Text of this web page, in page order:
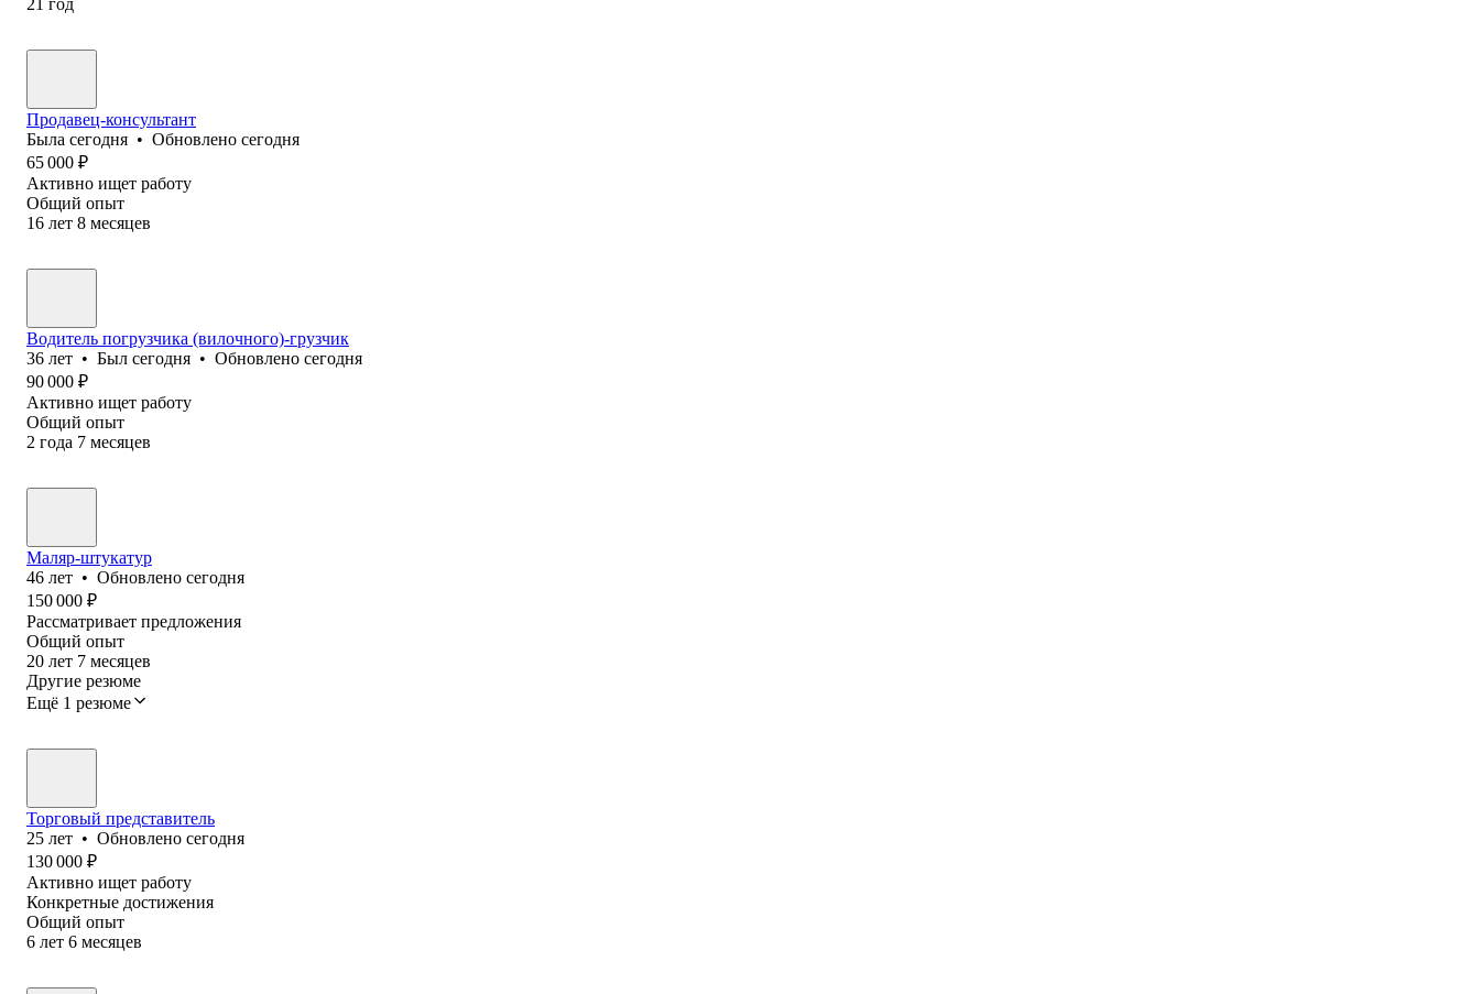
Продавец-консультант
Была сегодня • Обновлено сегодня
65 000 ₽
Активно ищет работу
Общий опыт
16 лет 8 месяцев
Водитель погрузчика (вилочного)-грузчик
36 лет • Был сегодня • Обновлено сегодня
90 000 ₽
Активно ищет работу
Общий опыт
2 года 7 месяцев
Маляр-штукатур
46 лет • Обновлено сегодня
150 000 ₽
Рассматривает предложения
Общий опыт
20 лет 7 месяцев
Другие резюме
Ещё 1 резюме
Торговый представитель
25 лет • Обновлено сегодня
130 000 ₽
Активно ищет работу
Конкретные достижения
Общий опыт
6 лет 6 месяцев